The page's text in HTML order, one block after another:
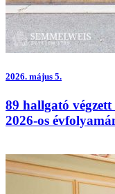
2026. május 5.
89 hallgató
2026-os